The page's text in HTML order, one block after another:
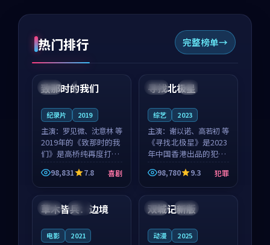
热门排行 完整榜单
中国 4K
99:22
致那时的我们
纪录片 2019
主演： 罗见微、沈意林 等
2019年的《致那时的我
们》是高桥纯再度打磨
的喜剧佳作。中国大陆
的取景与都市寓言的氛
围相互成就，罗见微与
沈意林的对手戏自然克
制，让整部影片在悬
98,831 7.8 喜剧
中国 4K
99:18
寻找北极星
综艺 2023
主演： 谢以诺、高若初 等
《寻找北极星》是2023
年中国香港出品的犯罪
新作，主创团队希望用
公路冒险的故事让观众
停下来想一想。谢以诺
领衔，高若初担任重要
角色，戚南柯的叙事
98,780 9.3 犯罪
泰国 独播
草木皆兵：边境
电影 2021
中国 独播
双城记新版
动漫 2025